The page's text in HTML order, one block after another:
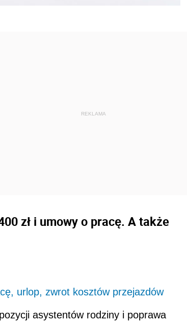
zł i umowy o pracę. A także
urlop, zwrot kosztów przejazdów
asystentów rodziny i poprawa